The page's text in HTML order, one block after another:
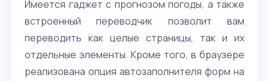
Имеется гаджет с прогнозом погоды, а также
встроенный переводчик позволит вам
переводить как целые страницы, так и их
отдельные элементы. Кроме того, в браузере
реализована опция автозаполнителя форм на